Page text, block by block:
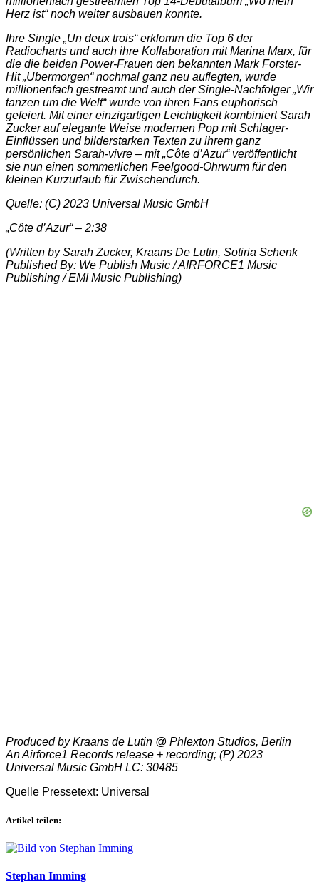
Herz ist“ noch weiter ausbauen konnte.
Ihre Single „Un deux trois“ erklomm die Top 6 der
Radiocharts und auch ihre Kollaboration mit Marina Marx, für
die die beiden Power-Frauen den bekannten Mark Forster-
Hit „Übermorgen“ nochmal ganz neu auflegten, wurde
millionenfach gestreamt und auch der Single-Nachfolger „Wir
tanzen um die Welt“ wurde von ihren Fans euphorisch
gefeiert. Mit einer einzigartigen Leichtigkeit kombiniert Sarah
Zucker auf elegante Weise modernen Pop mit Schlager-
Einflüssen und bilderstarken Texten zu ihrem ganz
persönlichen Sarah-vivre – mit „Côte d’Azur“ veröffentlicht
sie nun einen sommerlichen Feelgood-Ohrwurm für den
kleinen Kurzurlaub für Zwischendurch.
Quelle: (C) 2023 Universal Music GmbH
„Côte d’Azur“ – 2:38
(Written by Sarah Zucker, Kraans De Lutin, Sotiria Schenk
Published By: We Publish Music / AIRFORCE1 Music
Publishing / EMI Music Publishing)
Produced by Kraans de Lutin @ Phlexton Studios, Berlin
An Airforce1 Records release + recording; (P) 2023
Universal Music GmbH LC: 30485
Quelle Pressetext: Universal
Artikel teilen:
Stephan Imming